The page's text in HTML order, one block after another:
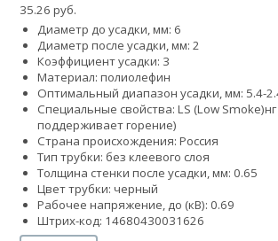
35.26 руб.
Диаметр до усадки, мм: 6
Диаметр после усадки, мм: 2
Коэффициент усадки: 3
Материал: полиолефин
Оптимальный диапазон усадки, мм: 5.4-
Специальные свойства: LS (Low Smoke)
поддерживает горение)
Страна происхождения: Россия
Тип трубки: без клеевого слоя
Толщина стенки после усадки, мм: 0.65
Цвет трубки: черный
Рабочее напряжение, до (кВ): 0.69
Штрих-код: 14680430031626